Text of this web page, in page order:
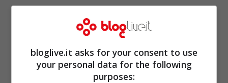
risposto a questa fiducia con prestazioni di
bloglive.it asks for your consent to use
your personal data for the following
purposes: